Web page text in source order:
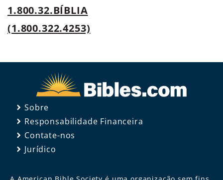
1.800.32.BÍBLIA
(1.800.322.4253)
Sobre
Responsabilidade Financeira
Contate-nos
Jurídico